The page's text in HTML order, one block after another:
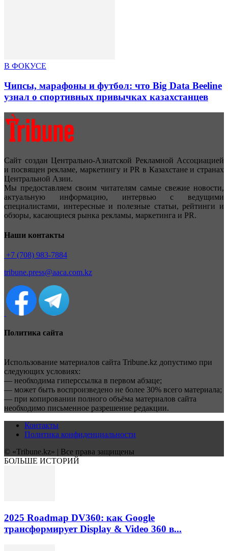
В ФОКУСЕ
Чипсы, марафоны и футбол: что Big Data Beeline
узнал о спортивных привычках казахстанцев
Сайт создан Центрально-Азиатской Рекламной Ассоциацией
и посвящен рекламе, маркетингу и PR в Казахстане и странах
Центральной Азии.
Мы предоставляем своим читателям самые свежие новости,
актуальную информацию, интервью с ведущими
специалистами, интересные и полезные статьи, рейтинги и
обзоры, касающиеся рынка рекламы, маркетинга и PR.
Наши контакты
+7 (708) 983-7884
tribune.press@aaca.com.kz
Политика сайта
Использование материалов сайта Tribune.kz допустимо при
следующих условиях:
— необходима гиперссылка в первом абзаце;
— может быть воспроизведено не более 30% всего материала;
— при копировании полного объёма материалов сайта
необходимо письменное разрешение редакции.
Контакты
Политика конфиденциальности
© «Tribune.kz» | Все права защищены
БОЛЬШЕ ИСТОРИЙ
2025 Roadmap DV360: как Google
трансформирует Display & Video 360 в...